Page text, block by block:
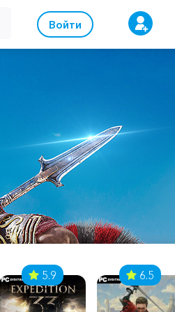
Войти
5.9 6.5